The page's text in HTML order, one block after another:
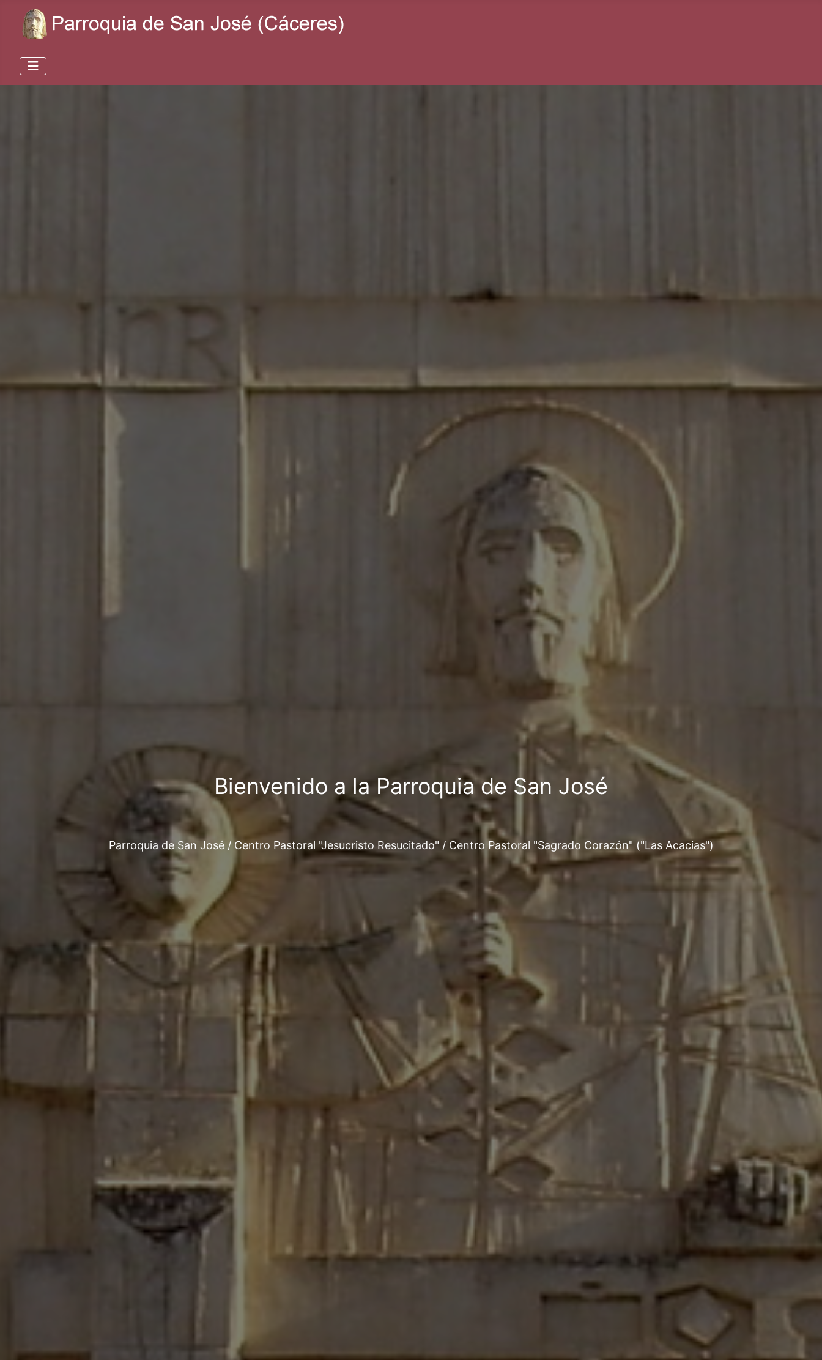
Bienvenido a la Parroquia de San José
Parroquia de San José / Centro Pastoral "Jesucristo Resucitado" / Centro Pastoral "Sagrado Corazón" ("Las Acacias")